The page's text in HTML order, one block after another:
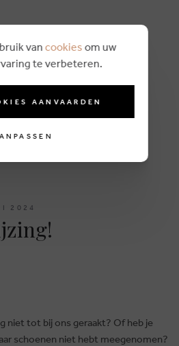
2024
niet tot bij ons geraakt? Of heb je
schoenen niet hebt meegenomen?
van cookies om uw
te verbeteren.
AANVAARDEN